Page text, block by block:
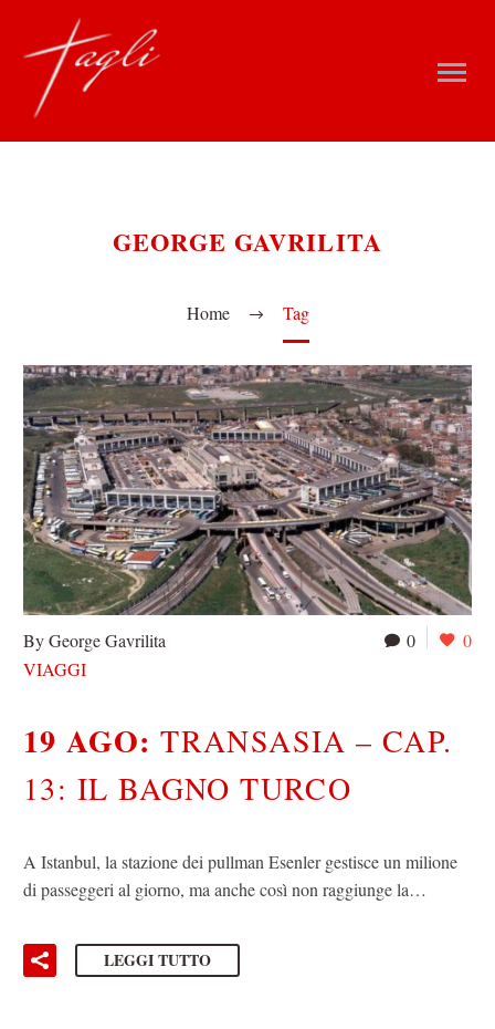
GEORGE GAVRILITA
Home Tag
0 0
By George Gavrilita
VIAGGI
19 AGO:TRANSASIA – CAP.
13: IL BAGNO TURCO
A Istanbul, la stazione dei pullman Esenler gestisce un milione
di passeggeri al giorno, ma anche così non raggiunge la…
LEGGI TUTTO